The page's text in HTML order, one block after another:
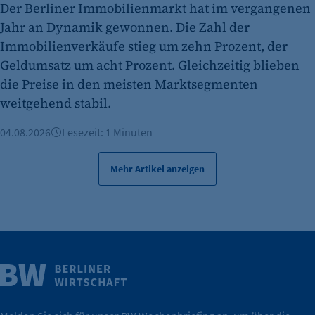
Zweck:
Es erlaubt eTracker Cookies zu setzen.
Cookie Laufzeit:
480 Tage
etracker Analytics
isSdEnabled
Cookie Laufzeit:
24 Std.
Wirtschaft.
Weitere Infos
Der Berliner Immobilienmarkt hat im vergangenen
Jahr an Dynamik gewonnen. Die Zahl der
Immobilienverkäufe stieg um zehn Prozent, der
Geldumsatz um acht Prozent. Gleichzeitig blieben
die Preise in den meisten Marktsegmenten
weitgehend stabil.
04.08.2026 Lesezeit: 1 Minuten
Mehr Artikel anzeigen